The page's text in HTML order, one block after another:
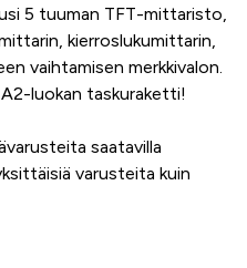
5 tuuman TFT-mittaristo,
kierroslukumittarin,
vaihtamisen merkkivalon.
luokan taskuraketti!
saatavilla
varusteita kuin